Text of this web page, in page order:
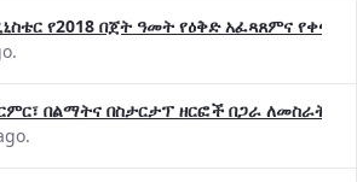
የ2018 በጀት ዓመት የዕቅድ አፈጻጸምና
በልማትና በስታርታፕ ዘርፎች በጋራ ለመስራት